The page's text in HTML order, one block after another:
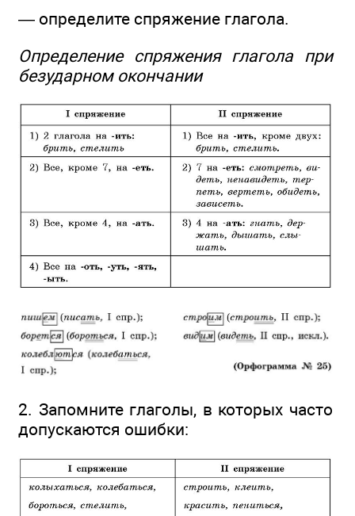
— определите спряжение глагола.
Определение спряжения глагола при
безударном окончании
2. Запомните глаголы, в которых часто
допускаются ошибки: